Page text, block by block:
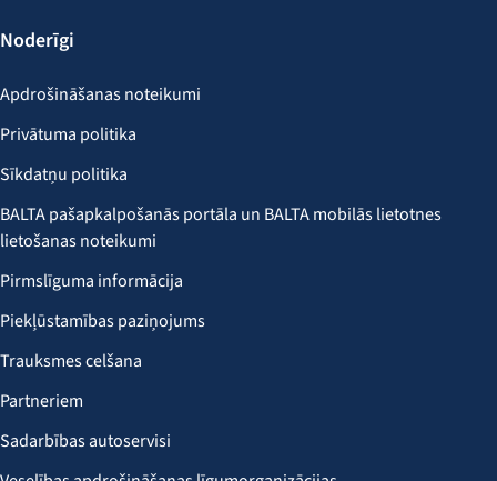
Noderīgi
Apdrošināšanas noteikumi
Privātuma politika
Sīkdatņu politika
BALTA pašapkalpošanās portāla un BALTA mobilās lietotnes
lietošanas noteikumi
Pirmslīguma informācija
Piekļūstamības paziņojums
Trauksmes celšana
Partneriem
Sadarbības autoservisi